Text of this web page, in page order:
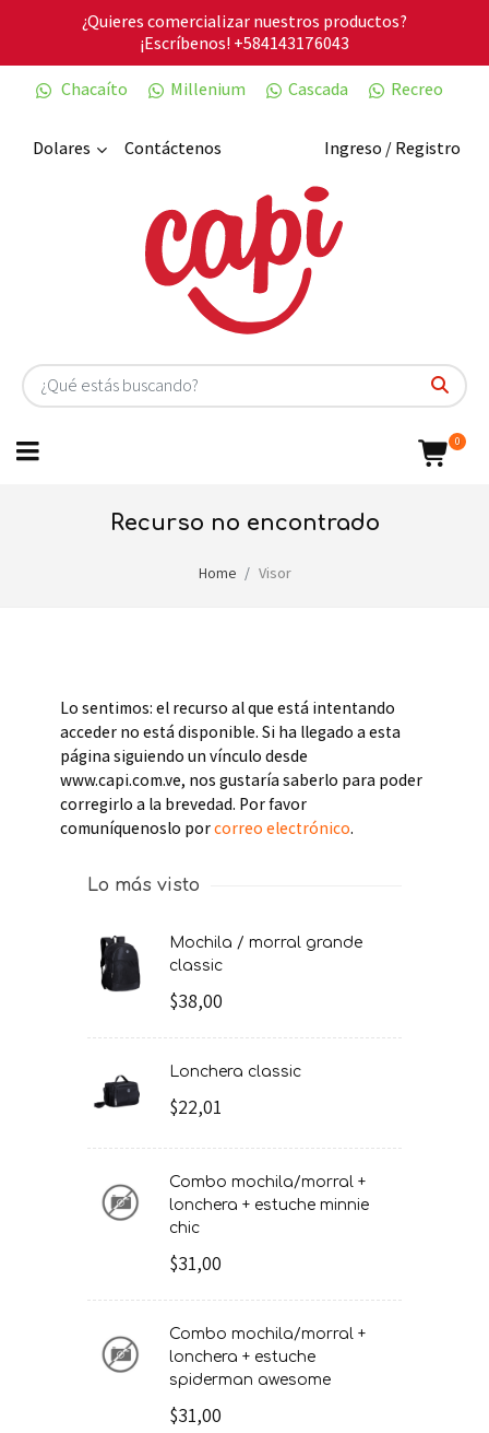
¿Quieres comercializar nuestros productos?
¡Escríbenos!+584143176043
Chacaíto
Millenium Cascada Recreo
Dolares Ingreso / Registro
Contáctenos
0
recurso no encontrado
Home Visor
Lo sentimos: el recurso al que está intentando
acceder no está disponible. Si ha llegado a esta
página siguiendo un vínculo desde
www.capi.com.ve, nos gustaría saberlo para poder
corregirlo a la brevedad. Por favor
comuníquenoslo porcorreo electrónico.
Lo más visto
mochila / morral grande
classic
$38,00
lonchera classic
$22,01
combo mochila/morral +
lonchera + estuche minnie
chic
$31,00
combo mochila/morral +
lonchera + estuche
spiderman awesome
$31,00